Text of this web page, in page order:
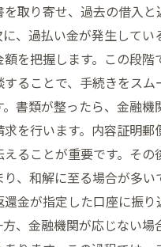
を取り寄せ、過去の借入
、過払い金が発生してい
を把握します。この段階
ることで、手続きをスム
。書類が整ったら、金融機
求を行います。内容証明郵
ることが重要です。その
り、和解に至る場合が多い
還金が指定した口座に振
、金融機関が応じない場